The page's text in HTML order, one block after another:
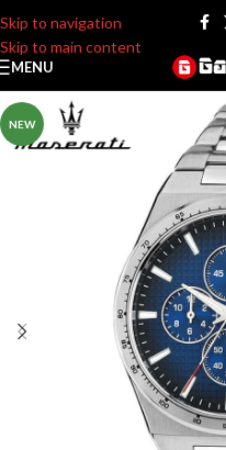
Skip to navigation
Skip to main content
MENU
NEW